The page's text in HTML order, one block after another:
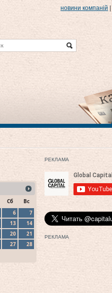
новини компаній
Сб
Вс
6
7
13
14
20
21
27
28
РЕКЛАМА
РЕКЛАМА